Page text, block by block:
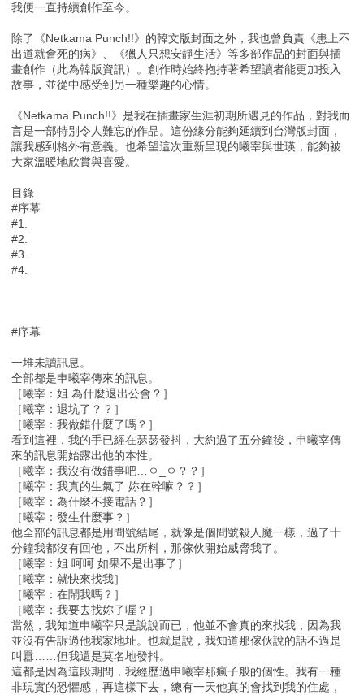
我便一直持續創作至今。
除了《Netkama Punch!!》的韓文版封面之外，我也曾負責《患上不
出道就會死的病》、《獵人只想安靜生活》等多部作品的封面與插
畫創作（此為韓版資訊）。創作時始終抱持著希望讀者能更加投入
故事，並從中感受到另一種樂趣的心情。
《Netkama Punch!!》是我在插畫家生涯初期所遇見的作品，對我而
言是一部特別令人難忘的作品。這份緣分能夠延續到台灣版封面，
讓我感到格外有意義。也希望這次重新呈現的曦宰與世瑛，能夠被
大家溫暖地欣賞與喜愛。
目錄
#序幕
#1.
#2.
#3.
#4.
#序幕
一堆未讀訊息。
全部都是申曦宰傳來的訊息。
［曦宰：姐 為什麼退出公會？］
［曦宰：退坑了？？］
［曦宰：我做錯什麼了嗎？］
看到這裡，我的手已經在瑟瑟發抖，大約過了五分鐘後，申曦宰傳
來的訊息開始露出他的本性。
［曦宰：我沒有做錯事吧…ㅇ_ㅇ？？］
［曦宰：我真的生氣了 妳在幹嘛？？］
［曦宰：為什麼不接電話？］
［曦宰：發生什麼事？］
他全部的訊息都是用問號結尾，就像是個問號殺人魔一樣，過了十
分鐘我都沒有回他，不出所料，那傢伙開始威脅我了。
［曦宰：姐 呵呵 如果不是出事了］
［曦宰：就快來找我］
［曦宰：在鬧我嗎？］
［曦宰：我要去找妳了喔？］
當然，我知道申曦宰只是說說而已，他並不會真的來找我，因為我
並沒有告訴過他我家地址。也就是說，我知道那傢伙說的話不過是
叫囂……但我還是莫名地發抖。
這都是因為這段期間，我經歷過申曦宰那瘋子般的個性。我有一種
非現實的恐懼感，再這樣下去，總有一天他真的會找到我的住處，